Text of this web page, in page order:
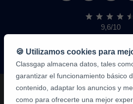
9,6/10
1.339.284
de
alumnos
🍪 Utilizamos cookies para
Classgap almacena datos, tales
garantizar el funcionamiento básico
contenido, adaptar los anuncios y
como para ofrecerte una mejor